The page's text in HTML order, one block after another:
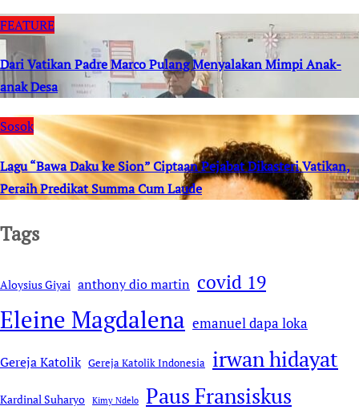
FEATURE
Dari Vatikan Padre Marco Pulang Menyalakan Mimpi Anak-
anak Desa
Sosok
Lagu “Bawa Daku ke Sion” Ciptaan Pejabat Dikasteri Vatikan,
Peraih Predikat Summa Cum Laude
Tags
Aloysius Giyai anthony dio martin covid 19
Eleine Magdalena emanuel dapa loka
Gereja Katolik Gereja Katolik Indonesia irwan hidayat
Kardinal Suharyo Kimy Ndelo Paus Fransiskus